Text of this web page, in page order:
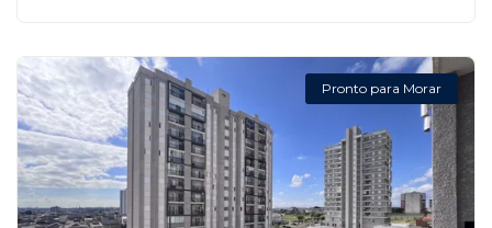
Pronto para Morar